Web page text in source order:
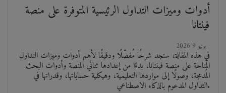
أدوات وميزات التداول الرئيسية المتوفرة على منصة
فينتانا
2026 يونيو 9
في هذه المقالة، ستجد شرحًا مُفصّلًا ودقيقًا لأهم أدوات وميزات التداول
المُتاحة على منصة فينتانا، بدءًا من إعدادها ثنائي المنصة وأدوات البحث
المُدمجة، وصولًا إلى مواردها التعليمية، وهيكلية حساباتها، وقدراتها في
التداول المدعوم بالذكاء الاصطناعي.